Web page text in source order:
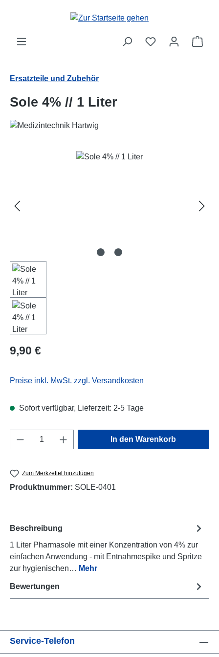
Zum Hauptinhalt springen
Ersatzteile und Zubehör
Sole 4% // 1 Liter
Bildergalerie überspringen
Regulärer Preis:
9,90 €
Preise inkl. MwSt. zzgl. Versandkosten
Sofort verfügbar, Lieferzeit: 2-5 Tage
Produkt Anzahl: Gib den gewünschten
In den Warenkorb
Zum Merkzettel hinzufügen
Produktnummer: SOLE-0401
Beschreibung
1 Liter Pharmasole mit einer Konzentration von 4% zur
einfachen Anwendung - mit Entnahmespike und Spritze
zur hygienischen… Mehr
Bewertungen
Service-Telefon